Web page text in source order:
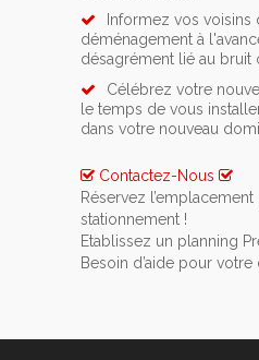
Informez vos voisins
déménagement à
désagrément lié au bruit
Célébrez votre
le temps de vous
dans votre nouveau
Contactez-Nous
Réservez
stationnement !
Si vous avez opté pour
de lift ou de monte
Etablissez un planning
Pour rendre votre
Besoin d’aide pour